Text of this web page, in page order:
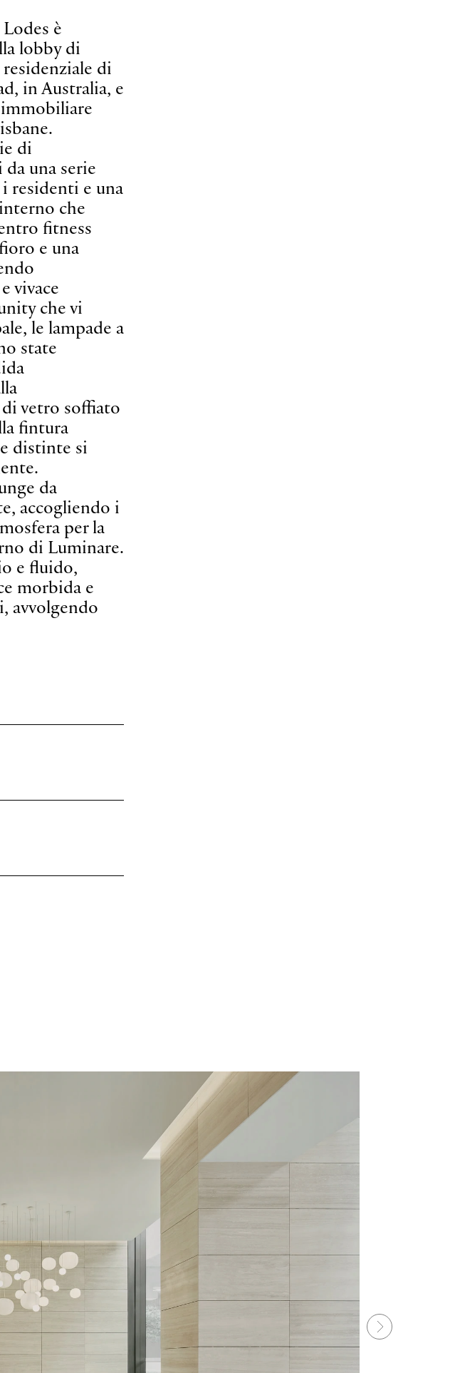
è
lobby di
di
in Australia, e
immobiliare
di
una serie
residenti e una
che
fitness
e una
vivace
che vi
le lampade a
state
vetro soffiato
fintura
distinte si
da
accogliendo i
per la
di Luminare.
e fluido,
morbida e
avvolgendo